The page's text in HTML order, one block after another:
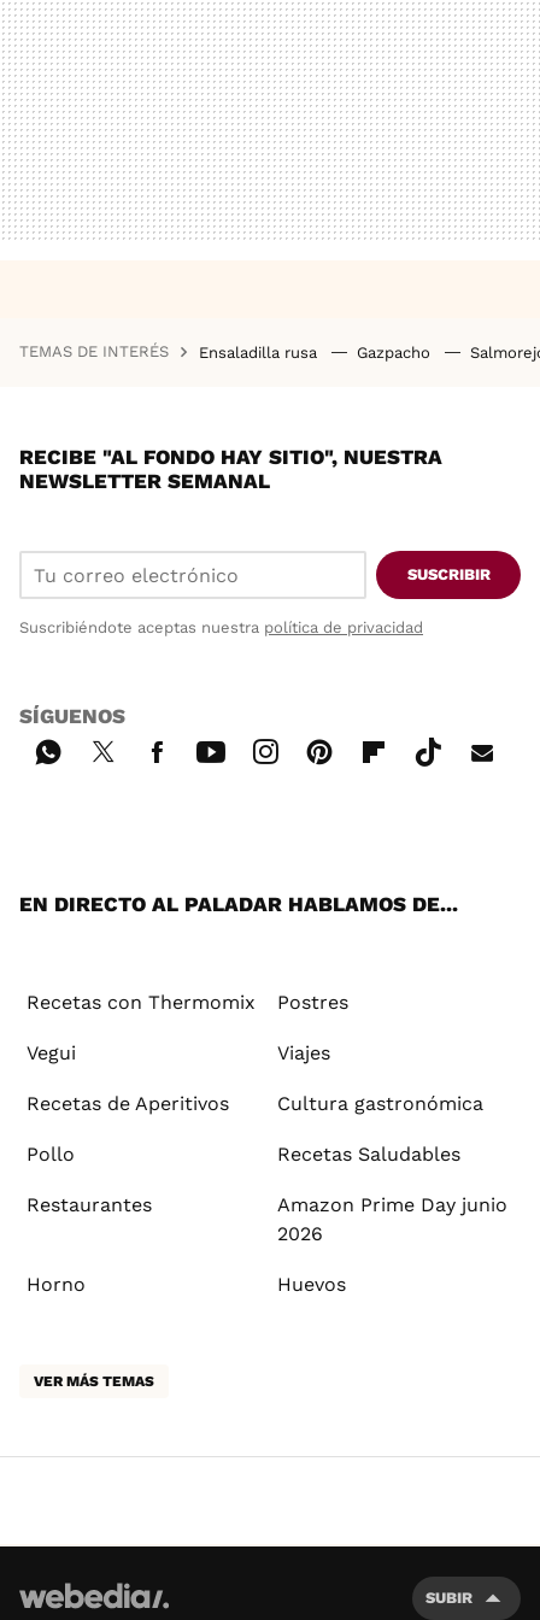
TEMAS DE INTERÉS Ensaladilla rusa Gazpacho
RECIBE "AL FONDO HAY SITIO", NUESTRA
NEWSLETTER SEMANAL
SUSCRIBIR
Suscribiéndote aceptas nuestra política de privacidad
SÍGUENOS
EN DIRECTO AL PALADAR HABLAMOS DE...
Recetas con Thermomix Postres
Vegui Viajes
Recetas de Aperitivos Cultura gastronómica
Pollo Recetas Saludables
Restaurantes
Amazon Prime Day junio
2026
Horno Huevos
VER MÁS TEMAS
SUBIR